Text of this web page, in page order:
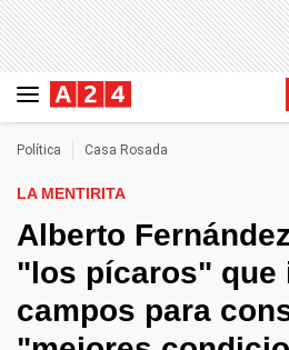
Política Casa Rosada
LA MENTIRITA
Alberto
"los pícaros" que
campos para